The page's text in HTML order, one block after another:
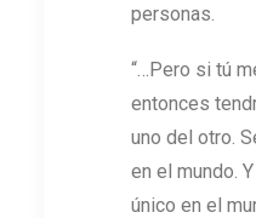
personas.
“…Pero si tú
entonces
uno del otro.
en el mundo.
único en el